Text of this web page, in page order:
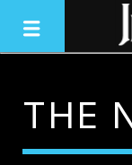
THE